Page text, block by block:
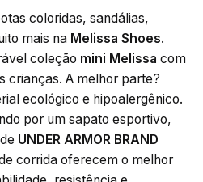
coloridas, sandálias,
mais na Melissa Shoes.
coleção mini Melissa com
crianças. A melhor parte?
ecológico e hipoalergênico.
por um sapato esportivo,
de UNDER ARMOR BRAND
corrida oferecem o melhor